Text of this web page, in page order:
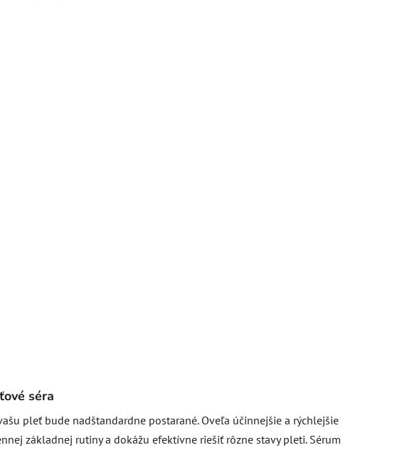
séra
pleť bude nadštandardne postarané. Oveľa účinnejšie a rýchlejšie
základnej rutiny a dokážu efektívne riešiť rôzne stavy pleti. Sérum